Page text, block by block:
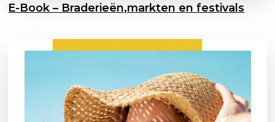
E-Book – Braderieën,markten en festivals